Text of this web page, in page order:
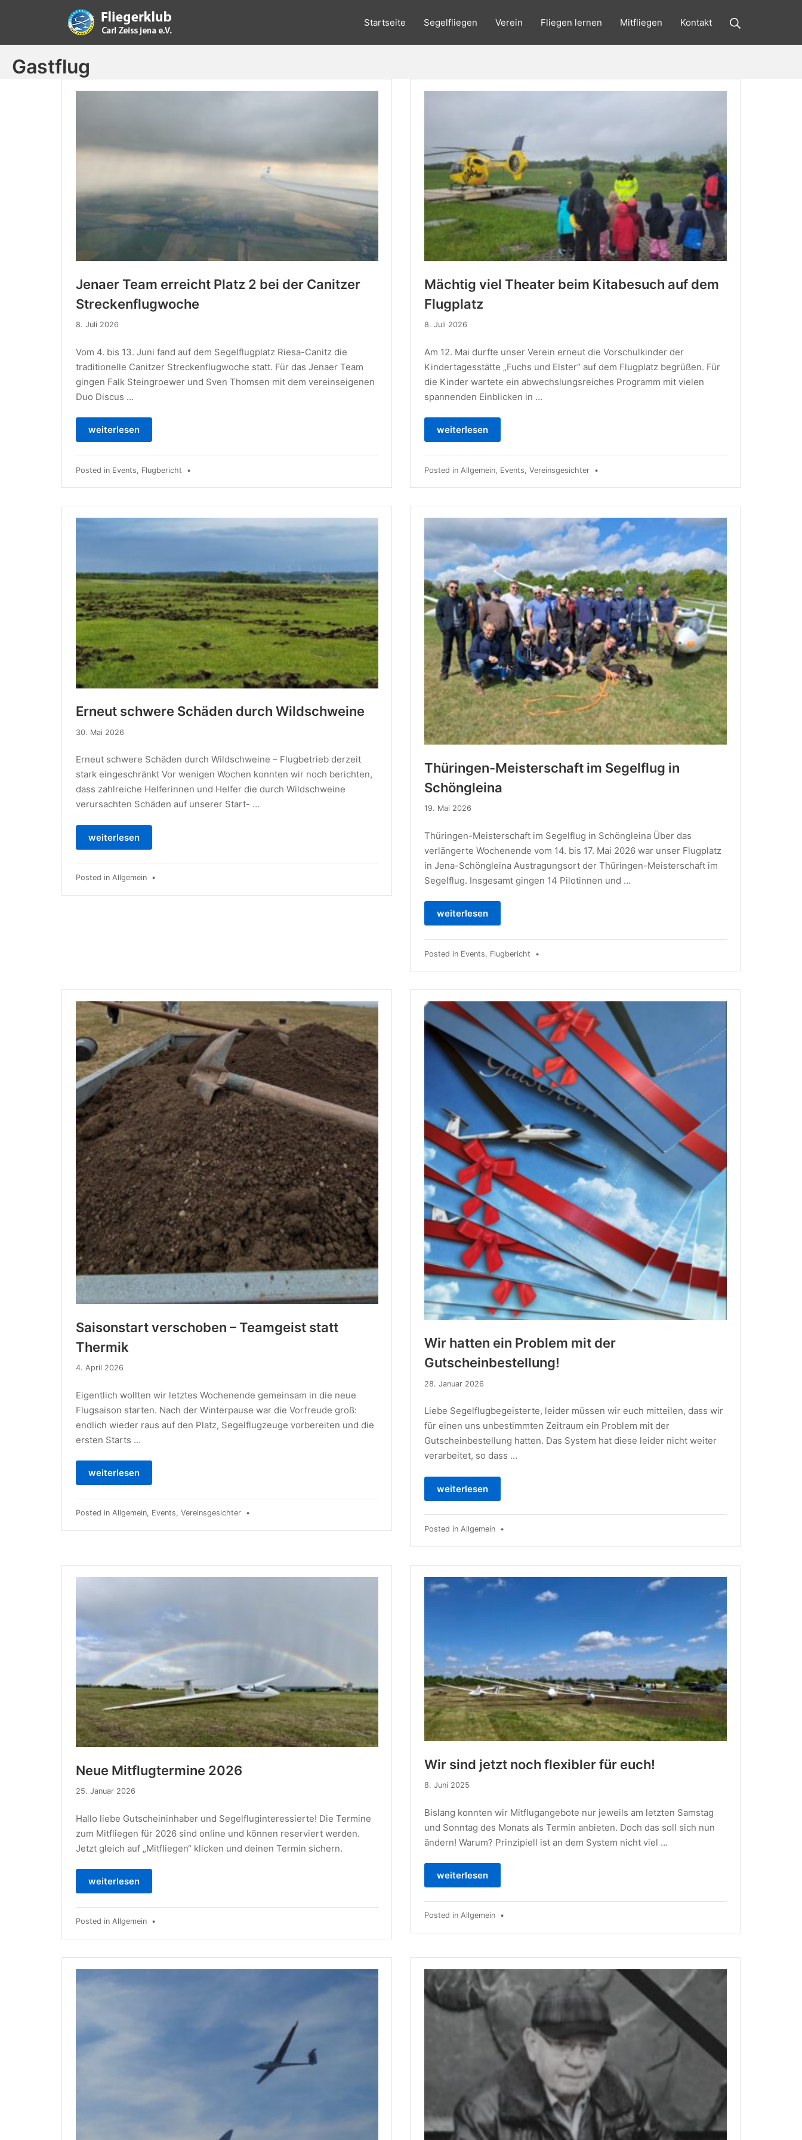
Fliegerklub Carl Zeiss Jena e.V.
Startseite Segelfliegen Verein Fliegen lernen Mitfliegen Kontakt
Gastflug
Jenaer Team erreicht Platz 2 bei der Canitzer
Streckenflugwoche
8. Juli 20268.
2026
Vom 4. bis 13. Juni fand auf dem Segelflugplatz Riesa-Canitz die
traditionelle Canitzer Streckenflugwoche statt. Für das Jenaer Team
gingen Falk Steingroewer und Sven Thomsen mit dem vereinseigenen
Duo Discus …
weiterlesen
Posted in Events, Flugbericht •
Mächtig viel Theater beim Kitabesuch auf dem
Flugplatz
8. Juli 2026
Am 12. Mai durfte unser Verein erneut die Vorschulkinder der
Kindertagesstätte „Fuchs und Elster“ auf dem Flugplatz begrüßen. Für
die Kinder wartete ein abwechslungsreiches Programm mit vielen
spannenden Einblicken in …
weiterlesen
Posted in Allgemein, Events, Vereinsgesichter•
Erneut schwere Schäden durch Wildschweine
30. Mai 2026
Erneut schwere Schäden durch Wildschweine – Flugbetrieb derzeit
stark eingeschränkt Vor wenigen Wochen konnten wir noch berichten,
dass zahlreiche Helferinnen und Helfer die durch Wildschweine
verursachten Schäden auf unserer Start- …
weiterlesen
Posted in Allgemein•
Thüringen-Meisterschaft im Segelflug in
Schöngleina
19. Mai 2026
Thüringen-Meisterschaft im Segelflug in Schöngleina Über das
verlängerte Wochenende vom 14. bis 17. Mai 2026 war unser Flugplatz
in Jena-Schöngleina Austragungsort der Thüringen-Meisterschaft im
Segelflug. Insgesamt gingen 14 Pilotinnen und …
weiterlesen
Posted in Events, Flugbericht •
Saisonstart verschoben – Teamgeist statt
Thermik
4. April 2026
Eigentlich wollten wir letztes Wochenende gemeinsam in die neue
Flugsaison starten. Nach der Winterpause war die Vorfreude groß:
endlich wieder raus auf den Platz, Segelflugzeuge vorbereiten und die
ersten Starts …
weiterlesen
Posted in Allgemein, Events, Vereinsgesichter•
Wir hatten ein Problem mit der
Gutscheinbestellung!
28. Januar 202628.
2026
Liebe Segelflugbegeisterte, leider müssen wir euch mitteilen, dass wir
für einen uns unbestimmten Zeitraum ein Problem mit der
Gutscheinbestellung hatten. Das System hat diese leider nicht weiter
verarbeitet, so dass …
weiterlesen
Posted in Allgemein•
Neue Mitflugtermine 2026
25. Januar 202625.
2026
Hallo liebe Gutscheininhaber und Segelfluginteressierte! Die Termine
zum Mitfliegen für 2026 sind online und können reserviert werden.
Jetzt gleich auf „Mitfliegen“ klicken und deinen Termin sichern.
weiterlesen
Posted in Allgemein•
Wir sind jetzt noch flexibler für euch!
8. Juni 2025
Bislang konnten wir Mitflugangebote nur jeweils am letzten Samstag
und Sonntag des Monats als Termin anbieten. Doch das soll sich nun
ändern! Warum? Prinzipiell ist an dem System nicht viel …
weiterlesen
Posted in Allgemein•